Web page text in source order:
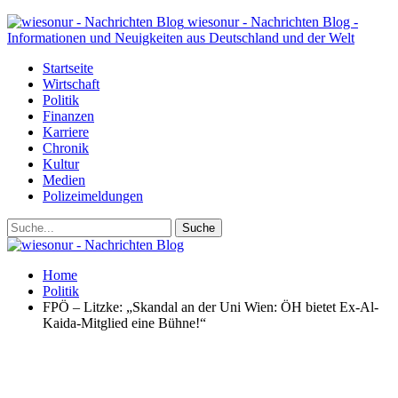
wiesonur - Nachrichten Blog -
Informationen und Neuigkeiten aus Deutschland und der Welt
Startseite
Wirtschaft
Politik
Finanzen
Karriere
Chronik
Kultur
Medien
Polizeimeldungen
Home
Politik
FPÖ – Litzke: „Skandal an der Uni Wien: ÖH bietet Ex-Al-
Kaida-Mitglied eine Bühne!“